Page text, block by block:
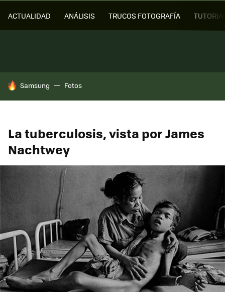
ACTUALIDAD ANÁLISIS TRUCOS FOTOGRAFÍA
HOY SE HABLA DE
Samsung Fotos
La tuberculosis, vista por James
Nachtwey